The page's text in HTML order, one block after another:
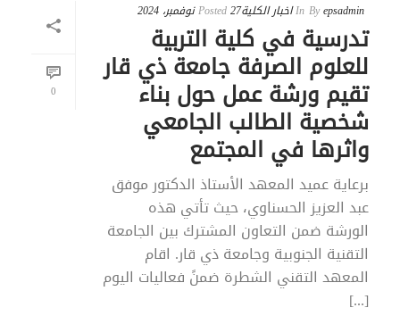
0
Byepsadmin
Inاخبار الكلية Posted27 نوفمبر، 2024
تدرسية في كلية التربية
للعلوم الصرفة جامعة ذي قار
تقيم ورشة عمل حول بناء
شخصية الطالب الجامعي
واثرها في المجتمع
برعاية عميد المعهد الأستاذ الدكتور موفق
عبد العزيز الحسناوي، حيث تأتي هذه
الورشة ضمن التعاون المشترك بين الجامعة
التقنية الجنوبية وجامعة ذي قار. اقام
المعهد التقني الشطرة ضمنً فعاليات اليوم
[...]